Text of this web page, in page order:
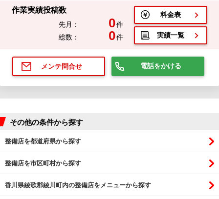
作業実績投稿数
先月： 0件
総数：
0件
料金表
実績一覧
メンテ問合せ 電話をかける
その他の条件から探す
整備店を都道府県から探す
整備店を市区町村から探す
香川県綾歌郡綾川町内の整備店をメニューから探す